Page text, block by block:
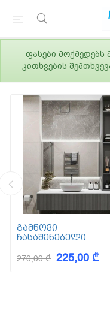
ფასები
კითხვების
გამწოვი
ჩასაშენებელი
270,00 ₾ 225,00 ₾